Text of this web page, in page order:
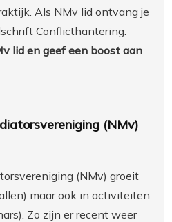
Als NMv lid ontvang je
Conflicthantering.
lid en geef een boost aan
(NMv)
(NMv) groeit
maar ook in activiteiten
Zo zijn er recent weer